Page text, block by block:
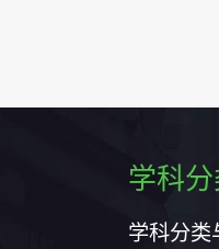
学科
学科分类